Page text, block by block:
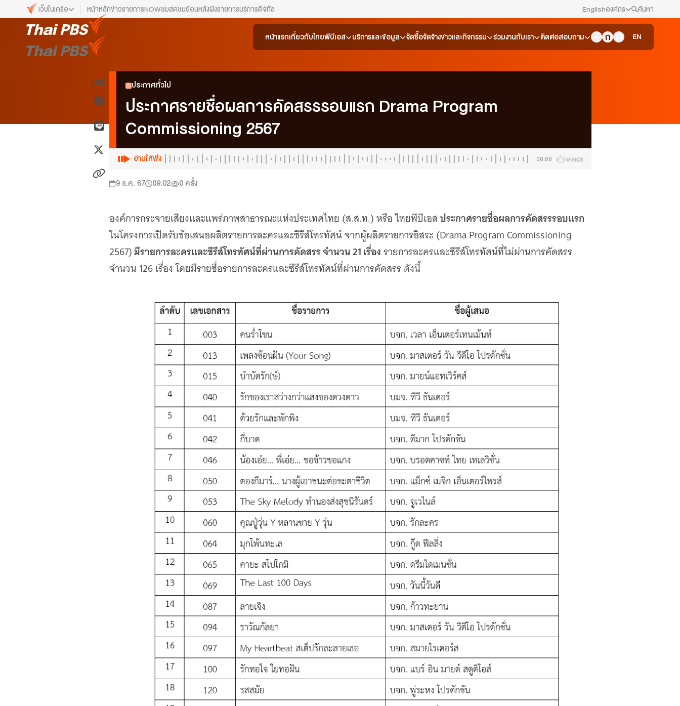
เว็บในเครือ
เว็บไซต์ในเครือ
ALTV
ทุกความสุข...ดูฟรี ไม่มีโฆษณา
The Active
พื้นที่นำเสนอวาระของสังคม
Thai PBS Kids
Thai PBS Podcast
View The World via The Voice
Thai PBS World
เพราะพลังการสื่อสารอยู่ในมือคุณ
ตรวจสอบข่าวปลอม คัดกรองข่าวจริง
หน้าหลักข่าวรายการNOWชมสดชมย้อนหลังผังรายการบริการดิจิทัล Englishองค์กร
สมัครงาน/ฝึกงาน
ค้นหา
หน้าแรกเกี่ยวกับไทยพีบีเอส บริการและข้อมูล จัดซื้อจัดจ้างข่าวและกิจกรรม ร่วมงานกับเรา ติดต่อสอบถาม EN
แชร์ : ประกาศทั่วไป
ประกาศรายชื่อผลการคัดสรรรอบแรก Drama Program
Commissioning 2567
อ่านให้ฟัง 00:00
9 ธ.ค. 67 09:02 0 ครั้ง
องค์การกระจายเสียงและแพร่ภาพสาธารณะแห่งประเทศไทย (ส.ส.ท.) หรือ ไทยพีบีเอสประกาศรายชื่อผลการคัดสรรรอบแรก
ในโครงการเปิดรับข้อเสนอผลิตรายการละครและซีรีส์โทรทัศน์ จากผู้ผลิตรายการอิสระ (Drama Program Commissioning
2567)มีรายการละครและซีรีส์โทรทัศน์ที่ผ่านการคัดสรร จำนวน 21 เรื่องรายการละครและซีรีส์โทรทัศน์ที่ไม่ผ่านการคัดสรร
จำนวน 126 เรื่อง โดยมีรายชื่อรายการละครและซีรีส์โทรทัศน์ที่ผ่านการคัดสรร ดังนี้